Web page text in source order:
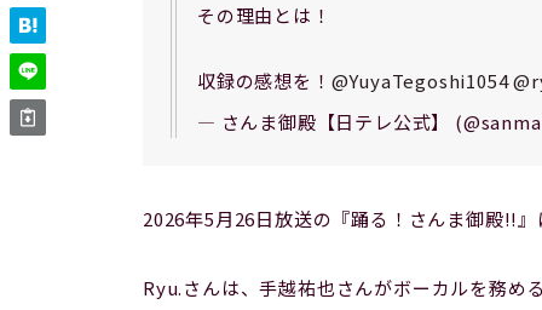
その理由とは！
収録の感想を！ @YuyaTegoshi1054
— さんま御殿【日テレ公式】
2026年5月26日放送の『踊る！さんま御殿!!
Ryu.さんは、手越祐也さんがボーカルを務め